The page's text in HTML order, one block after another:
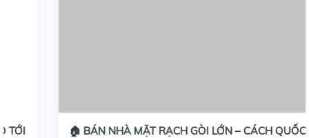
🏠 BÁN NHÀ MẶT RẠCH GÒI LỚN – CÁCH QUỐC LỘ